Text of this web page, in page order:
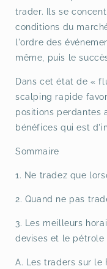
trader. Ils se
conditions du
l'ordre des
même, puis le
Dans cet état de «
scalping rapide
positions perdantes
bénéfices qui est
Sommaire
1. Ne tradez que
2. Quand ne pas
3. Les meilleurs
devises et le pétrole
A. Les traders sur le